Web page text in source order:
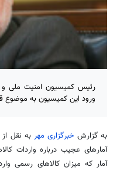
رئیس کمیسیون امنیت ملی
ورود این کمیسیون به موضوع
به گزارش خبرگزاری مهر به نقل از
آمارهای عجیب درباره واردات